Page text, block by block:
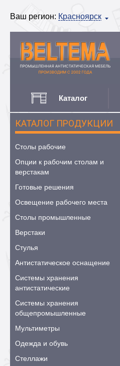
Ваш регион: Красноярск
Каталог
КАТАЛОГ ПРОДУКЦИИ
Столы рабочие
Опции к рабочим столам и
верстакам
Готовые решения
Освещение рабочего места
Столы промышленные
Верстаки
Стулья
Антистатическое оснащение
Системы хранения
антистатические
Системы хранения
общепромышленные
Мультиметры
Одежда и обувь
Стеллажи